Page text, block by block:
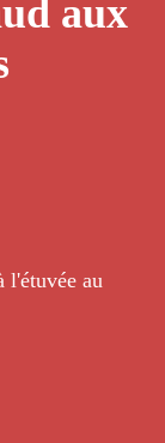
aux
l'étuvée au